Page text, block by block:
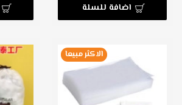
اضافة للسلة
الاكثر مبيعا